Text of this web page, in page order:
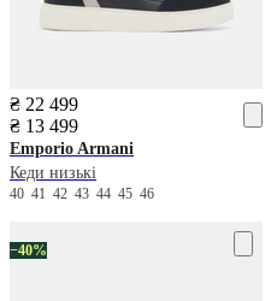
₴ 22 499
₴ 13 499
Emporio Armani
Кеди низькі
40 41 42 43 44 45 46
−40%